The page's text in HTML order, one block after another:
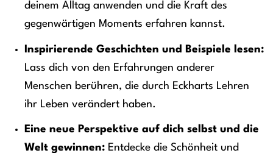
deinem Alltag anwenden und die Kraft des
gegenwärtigen Moments erfahren kannst.
Inspirierende Geschichten und Beispiele lesen:
Lass dich von den Erfahrungen anderer
Menschen berühren, die durch Eckharts Lehren
ihr Leben verändert haben.
Eine neue Perspektive auf dich selbst und die
Welt gewinnen:Entdecke die Schönheit und